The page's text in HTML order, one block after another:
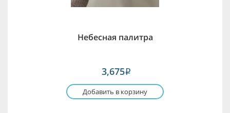
Небесная палитра
3,675i
Добавить в корзину